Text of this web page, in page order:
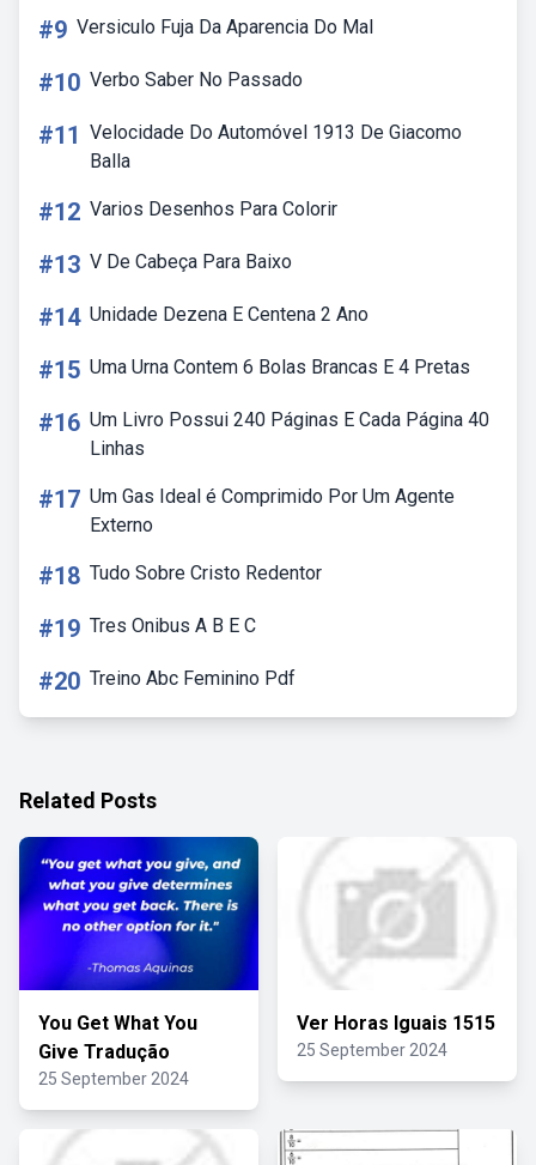
#9 Versiculo Fuja Da Aparencia Do Mal
#10 Verbo Saber No Passado
#11 Velocidade Do Automóvel 1913 De Giacomo
Balla
#12 Varios Desenhos Para Colorir
#13 V De Cabeça Para Baixo
#14 Unidade Dezena E Centena 2 Ano
#15 Uma Urna Contem 6 Bolas Brancas E 4 Pretas
#16 Um Livro Possui 240 Páginas E Cada Página 40
Linhas
#17 Um Gas Ideal é Comprimido Por Um Agente
Externo
#18 Tudo Sobre Cristo Redentor
#19 Tres Onibus A B E C
#20 Treino Abc Feminino Pdf
Related Posts
You Get What You
Give Tradução
25 September 2024
Ver Horas Iguais 1515
25 September 2024